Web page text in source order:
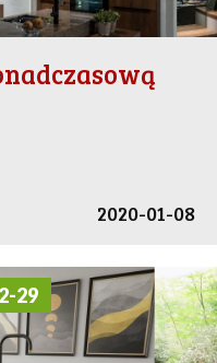
2020-01-08
29